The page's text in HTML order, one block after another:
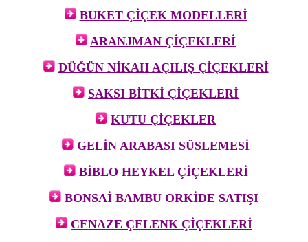
BUKET ÇİÇEK MODELLERİ
ARANJMAN ÇİÇEKLERİ
DÜĞÜN NİKAH AÇILIŞ ÇİÇEKLERİ
SAKSI BİTKİ ÇİÇEKLERİ
KUTU ÇİÇEKLER
GELİN ARABASI SÜSLEMESİ
BİBLO HEYKEL ÇİÇEKLERİ
BONSAİ BAMBU ORKİDE SATIŞI
CENAZE ÇELENK ÇİÇEKLERİ